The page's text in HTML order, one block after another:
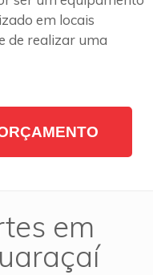
em locais
de realizar uma
em